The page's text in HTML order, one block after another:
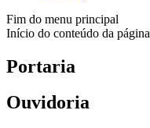
Fim do menu principal
Início do conteúdo da página
Portaria
Ouvidoria